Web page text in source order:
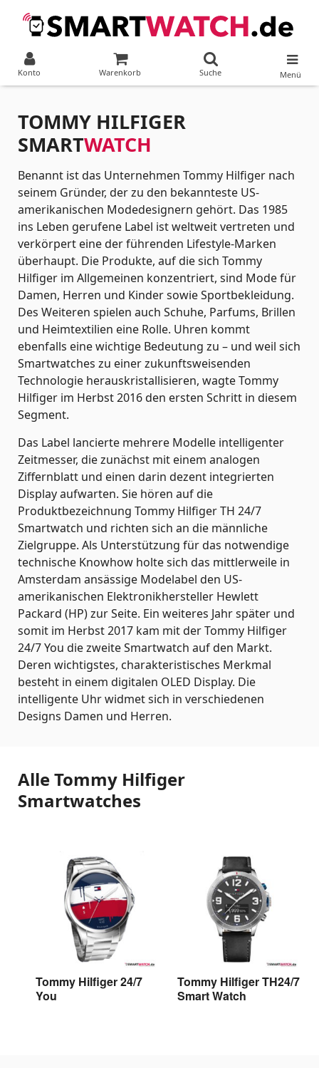
Konto Warenkorb Suche Menü
TOMMY HILFIGER
SMARTWATCH
Benannt ist das Unternehmen Tommy Hilfiger nach
seinem Gründer, der zu den bekannteste US-
amerikanischen Modedesignern gehört. Das 1985
ins Leben gerufene Label ist weltweit vertreten und
verkörpert eine der führenden Lifestyle-Marken
überhaupt. Die Produkte, auf die sich Tommy
Hilfiger im Allgemeinen konzentriert, sind Mode für
Damen, Herren und Kinder sowie Sportbekleidung.
Des Weiteren spielen auch Schuhe, Parfums, Brillen
und Heimtextilien eine Rolle. Uhren kommt
ebenfalls eine wichtige Bedeutung zu – und weil sich
Smartwatches zu einer zukunftsweisenden
Technologie herauskristallisieren, wagte Tommy
Hilfiger im Herbst 2016 den ersten Schritt in diesem
Segment.
Das Label lancierte mehrere Modelle intelligenter
Zeitmesser, die zunächst mit einem analogen
Ziffernblatt und einen darin dezent integrierten
Display aufwarten. Sie hören auf die
Produktbezeichnung Tommy Hilfiger TH 24/7
Smartwatch und richten sich an die männliche
Zielgruppe. Als Unterstützung für das notwendige
technische Knowhow holte sich das mittlerweile in
Amsterdam ansässige Modelabel den US-
amerikanischen Elektronikhersteller Hewlett
Packard (HP) zur Seite. Ein weiteres Jahr später und
somit im Herbst 2017 kam mit der Tommy Hilfiger
24/7 You die zweite Smartwatch auf den Markt.
Deren wichtigstes, charakteristisches Merkmal
besteht in einem digitalen OLED Display. Die
intelligente Uhr widmet sich in verschiedenen
Designs Damen und Herren.
Alle Tommy Hilfiger
Smartwatches
Tommy Hilfiger 24/7
You
Tommy Hilfiger TH24/7
Smart Watch